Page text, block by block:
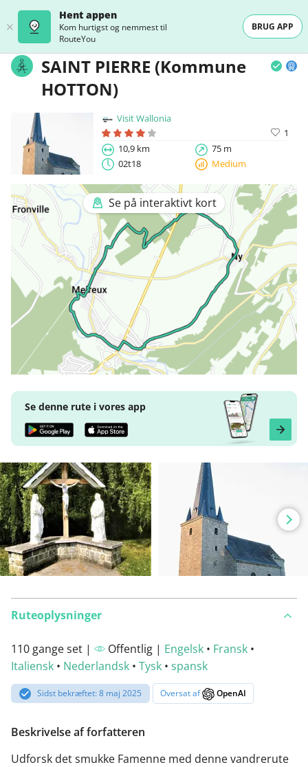
Hent appen
Kom hurtigst og nemmest til
RouteYou
BRUG APP
SAINT PIERRE (Kommune
HOTTON)
Visit Wallonia
1
10,9 km
75 m
02t18
Medium
Se på interaktivt kort
Se denne rute i vores app
Ruteoplysninger
110 gange set | Offentlig | Engelsk • Fransk •
Italiensk • Nederlandsk • Tysk • spansk
Sidst bekræftet: 8 maj 2025 Oversat af OpenAI
Beskrivelse af forfatteren
Udforsk det smukke Famenne med denne vandrerute